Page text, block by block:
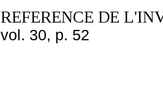
REFERENCE DE
vol. 30, p. 52